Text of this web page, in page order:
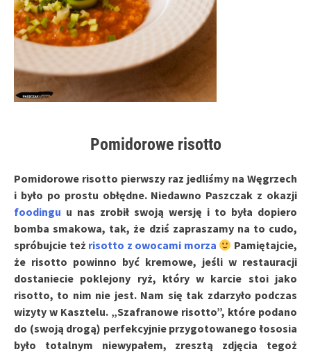
Pomidorowe risotto
Pomidorowe risotto pierwszy raz jedliśmy na Węgrzech
i było po prostu obłędne. Niedawno Paszczak z okazji
foodingu u nas zrobił swoją wersję i to była dopiero
bomba smakowa, tak, że dziś zapraszamy na to cudo,
spróbujcie też risotto z owocami morza
Pamiętajcie,
że risotto powinno być kremowe, jeśli w restauracji
dostaniecie poklejony ryż, który w karcie stoi jako
risotto, to nim nie jest. Nam się tak zdarzyło podczas
wizyty w Kasztelu. „Szafranowe risotto”, które podano
do (swoją drogą) perfekcyjnie przygotowanego łososia
było totalnym niewypałem, zresztą zdjęcia tegoż